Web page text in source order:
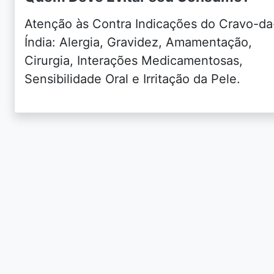
Atenção às Contra Indicações do Cravo-
Índia: Alergia, Gravidez, Amamentação,
Cirurgia, Interações Medicamentosas,
Sensibilidade Oral e Irritação da Pele.